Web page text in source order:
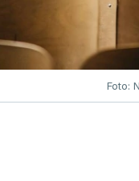
Foto: